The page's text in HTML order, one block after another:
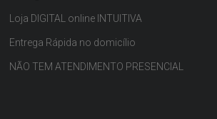
Loja DIGITAL online INTUITIVA
Entrega Rápida no domicílio
NÃO TEM ATENDIMENTO PRESENCIAL